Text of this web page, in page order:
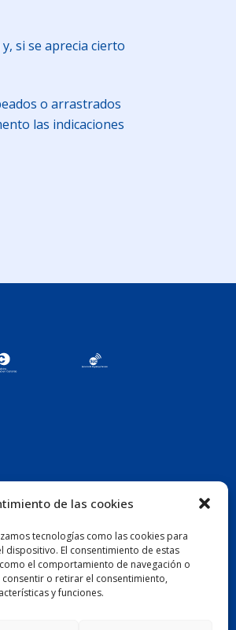
de las cookies
tecnologías como las cookies para
El consentimiento de estas
el comportamiento de navegación o
o retirar el consentimiento,
y funciones.
si se aprecia cierto
o arrastrados
las indicaciones